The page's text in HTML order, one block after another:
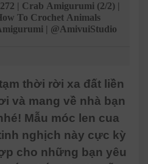
| Crab Amigurumi (2/2) |
To Crochet Animals
| @AmivuiStudio
thời rời xa đất liền
và mang về nhà bạn
Mẫu móc len cua
nghịch này cực kỳ
cho những bạn yêu